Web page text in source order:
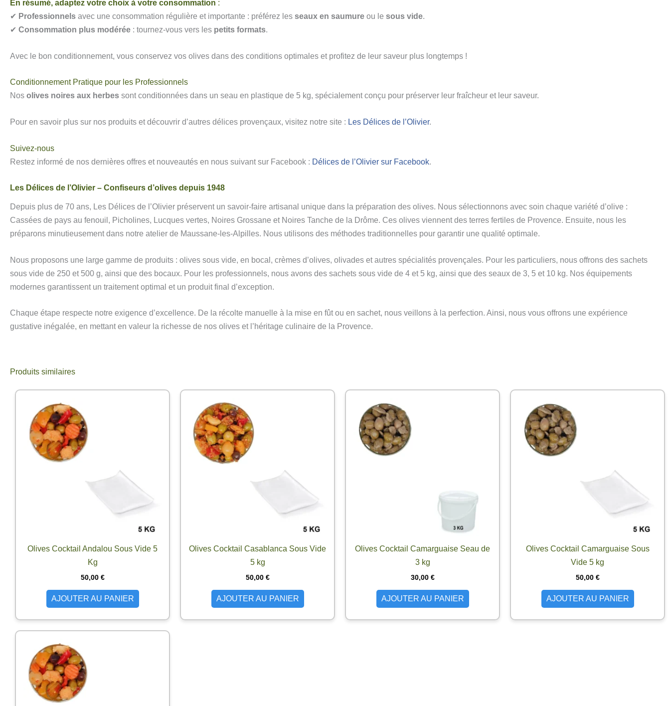
En résumé, adaptez votre choix à votre consommation :
✔ Professionnels avec une consommation régulière et importante : préférez les seaux en saumure ou le sous vide.
✔ Consommation plus modérée : tournez-vous vers les petits formats.
Avec le bon conditionnement, vous conservez vos olives dans des conditions optimales et profitez de leur saveur plus longtemps !
Conditionnement Pratique pour les Professionnels
Nos olives noires aux herbes sont conditionnées dans un seau en plastique de 5 kg, spécialement conçu pour préserver leur fraîcheur et leur saveur.
Pour en savoir plus sur nos produits et découvrir d’autres délices provençaux, visitez notre site : Les Délices de l’Olivier.
Suivez-nous
Restez informé de nos dernières offres et nouveautés en nous suivant sur Facebook : Délices de l’Olivier sur Facebook.
Les Délices de l’Olivier – Confiseurs d’olives depuis 1948
Depuis plus de 70 ans, Les Délices de l’Olivier préservent un savoir-faire artisanal unique dans la préparation des olives. Nous sélectionnons avec soin chaque variété d’olive :
Cassées de pays au fenouil, Picholines, Lucques vertes, Noires Grossane et Noires Tanche de la Drôme. Ces olives viennent des terres fertiles de Provence. Ensuite, nous les
préparons minutieusement dans notre atelier de Maussane-les-Alpilles. Nous utilisons des méthodes traditionnelles pour garantir une qualité optimale.
Nous proposons une large gamme de produits : olives sous vide, en bocal, crèmes d’olives, olivades et autres spécialités provençales. Pour les particuliers, nous offrons des sachets
sous vide de 250 et 500 g, ainsi que des bocaux. Pour les professionnels, nous avons des sachets sous vide de 4 et 5 kg, ainsi que des seaux de 3, 5 et 10 kg. Nos équipements
modernes garantissent un traitement optimal et un produit final d’exception.
Chaque étape respecte notre exigence d’excellence. De la récolte manuelle à la mise en fût ou en sachet, nous veillons à la perfection. Ainsi, nous vous offrons une expérience
gustative inégalée, en mettant en valeur la richesse de nos olives et l’héritage culinaire de la Provence.
Produits similaires
Olives Cocktail Andalou Sous Vide 5
Kg
50,00 €
AJOUTER AU PANIER
Olives Cocktail Casablanca Sous Vide
5 kg
50,00 €
AJOUTER AU PANIER
Olives Cocktail Camarguaise Seau de
3 kg
30,00 €
AJOUTER AU PANIER
Olives Cocktail Camarguaise Sous
Vide 5 kg
50,00 €
AJOUTER AU PANIER